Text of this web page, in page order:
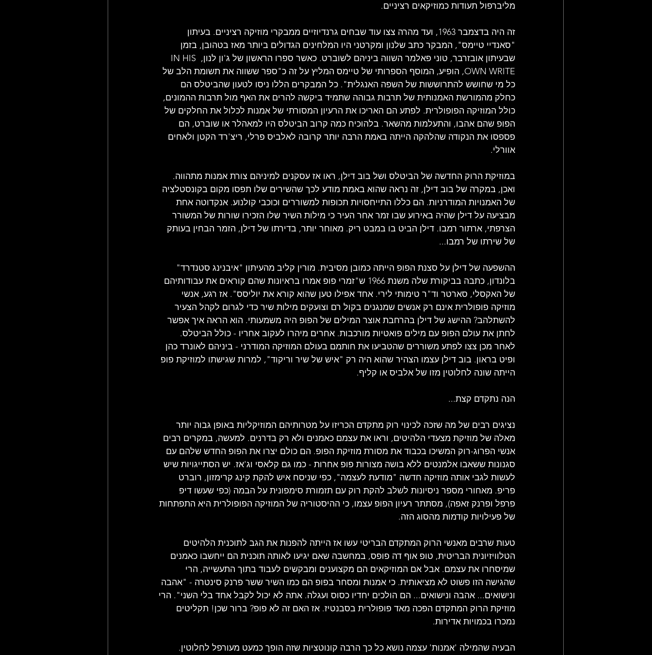
מליברפול תעודות כמוזיקאים רציניים.
זה היה בדצמבר 1963, ועד מהרה צצו עוד שבחים גרנדיוזיים ממבקרי מוזיקה רציניים. בעיתון
"סאנדיי טיימס", המבקר כתב שלנון ומקרטני היו המלחינים הגדולים ביותר מאז בטהובן, בזמן
שבעיתון אובזרבר, טוני פאלמר השווה ביניהם לשוברט. כאשר ספרו הראשון של ג'ון לנון, IN HIS
OWN WRITE, הופיע, המוסף הספרותי של טיימס המליץ ​​על זה כ"ספר ששווה את תשומת הלב של
כל מי שחושש להתרוששות של השפה האנגלית". כל המבקרים הללו ניסו לטעון שהביטלס הם
כחלק מהמורשת האמנותית של תרבות גבוהה שתמיד ביקשה להרים את האף מול תרבות ההמונים,
כולל המוזיקה הפופולרית. לפתע הם האריכו את הרעיון המסורתי של אמנות לכלול את החלקים של
הפופ שהם אהבו, והתעלמות מהשאר. בלהוכיח כמה קרוב הביטלס היו למאהלר או שוברט, הם
פספסו את הנקודה שהלהקה הייתה באמת הרבה יותר קרובה לאלביס פרלי, ריצ'רד הקטן ולאחים
אוורלי.
במוזיקת ​​הרוק החדשה של הביטלס ושל בוב דילן, ראו אז עסקנים למיניהם צורת אמנות מתהווה.
ואכן, במקרה של בוב דילן, זה נראה שהוא באמת מודע לכך שהשירים שלו תפסו מקום בקונסטלציה
של האמנויות המודרניות. הם כללו התייחסויות תכופות למשוררים וכוכבי קולנוע. אנקדוטה אחת
מבציעה על דילן שהיה באירוע שבו זמר אחר העיר כי מילות השיר שלו הזכירו שורות של המשורר
הצרפתי, ארתור רמבו. דילן הביט בו במבט ריק. מאוחר יותר, בדירתו של דילן, הזמר הבחין בעותק
של שירתו של רמבו...
ההשפעה של דילן על סצנת הפופ הייתה כמובן מסיבית. מורין קליב מהעיתון "איבנינג סטנדרד"
בלונדון, כתבה בביקורת שלה משנת 1966 ש"זמרי פופ אמרו בראיונות שהם קוראים את עבודותיהם
של האקסלי, סארטר וד"ר טימותי לירי. אחד אפילו טען שהוא קורא את יוליסס". אז רגע, אנשי
מוזיקה פופולרית אינם רק אנשים שמנגנים בקול רם וצועקים מילות שיר כדי לגרום לקהל הצעיר
להשתלהב? ההישג של דילן בהרחבת אוצר המילים של הפופ היה משמעותי. הוא הראה איך אפשר
לחתן את עולם הפופ עם מילים פואטיות מורכבות. אחרים מיהרו לעקוב אחריו - כולל הביטלס.
לאחר מכן צצו לפתע משוררים שהטביעו את חותמם בעולם המוזיקה המודרני - ביניהם לאונרד כהן
ופיט בראון. בוב דילן עצמו הצהיר שהוא היה רק ​​"איש של שיר וריקוד", למרות שגישתו למוזיקת ​​פופ
הייתה שונה לחלוטין מזו של אלביס או קליף.
הנה נתקדם קצת...
נציגים רבים של מה שזכה לכינוי רוק מתקדם הכריזו על מטרותיהם המוזיקליות באופן גבוה יותר
מאלה של מוזיקת ​​מצעדי הלהיטים, וראו את עצמם כאמנים ולא רק בדרנים. למעשה, במקרים רבים
אנשי הפרוג-רוק המשיכו בכבוד את מסורת מוזיקת ה​​פופ. הם כולם יצרו את הפופ החדש שלהם עם
סגנונות ששאבו אלמנטים ללא בושה מצורות פופ אחרות - כמו גם קלאסי וג'אז. יש הסתייגויות שיש
לעשות לגבי אותה מוזיקה חדשה "מודעת לעצמה", כפי שניסח איש להקת קינג קרימזון, רוברט
פריפ. מאחורי מספר ניסיונות לשלב להקת רוק עם תזמורת סימפונית על הבמה (כפי שעשו דיפ
פרפל ופרנק זאפה), מסתתר רעיון הפופ עצמו, כי ההיסטוריה של המוזיקה הפופולרית היא התפתחות
של פעילויות קודמות מהסוג הזה.
טעות שרבים מאנשי הרוק המתקדם הבריטי עשו אז הייתה להפנות את הגב לתוכנית הלהיטים
הטלוויזיונית הבריטית, טופ אוף דה פופס, במחשבה שאם יגיעו לאותה תוכנית הם ייחשבו כאמנים
שמיסחרו את עצמם. אבל אם המוזיקאים הם מקצוענים ומבקשים לעבוד בתוך התעשייה, הרי
שהגישה הזו פשוט לא מציאותית. כי אמנות ומסחר בפופ הם כמו השיר ששר פרנק סינטרה - "אהבה
ונישואים... אהבה ונישואים... הם הולכים יחדיו כסוס ועגלה. אתה לא יכול לקבל אחד בלי השני". הרי
מוזיקת הרוק המתקדם הפכה מאד פופולרית בסבנטיז. אז האם זה לא פופ? ברור שכן! תקליטים
נמכרו בכמויות אדירות.
הבעיה שהמילה 'אמנות' עצמה נושא כל כך הרבה קונוטציות שזה הופך כמעט מעורפל לחלוטין.